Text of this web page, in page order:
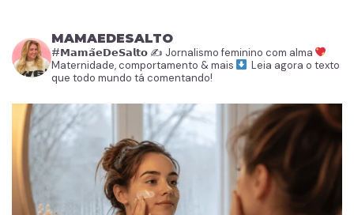
MAMAEDESALTO
#𝗠𝗮𝗺𝗮̃𝗲𝗗𝗲𝗦𝗮𝗹𝘁𝗼 ✍️ Jornalismo feminino com alma
Maternidade, comportamento & mais
Leia agora o texto
que todo mundo tá comentando!